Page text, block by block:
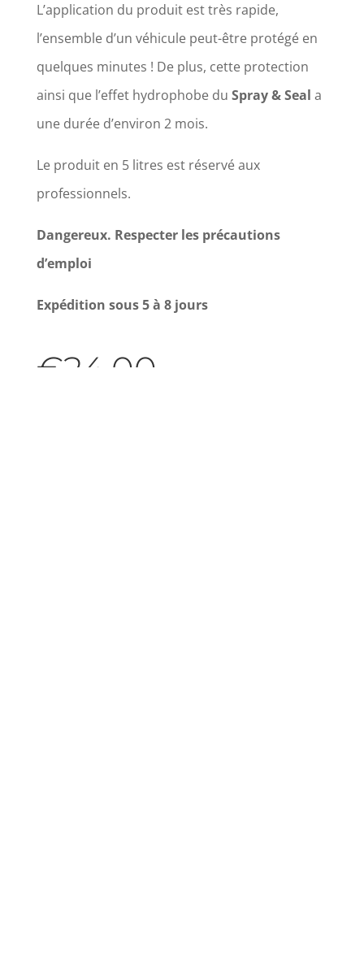
L’application du produit est très rapide,
l’ensemble d’un véhicule peut-être protégé en
quelques minutes ! De plus, cette protection
ainsi que l’effet hydrophobe du Spray & Seal a
une durée d’environ 2 mois.
Le produit en 5 litres est réservé aux
professionnels.
Dangereux. Respecter les précautions
d’emploi
Expédition sous 5 à 8 jours
€24.00